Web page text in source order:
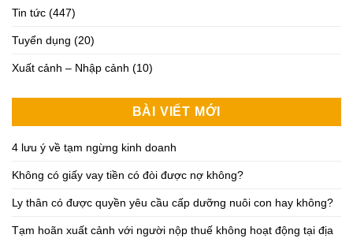
Tin tức (447)
Tuyển dụng (20)
Xuất cảnh – Nhập cảnh (10)
BÀI VIẾT MỚI
4 lưu ý về tạm ngừng kinh doanh
Không có giấy vay tiền có đòi được nợ không?
Ly thân có được quyền yêu cầu cấp dưỡng nuôi con hay không?
Tạm hoãn xuất cảnh với người nộp thuế không hoạt động tại địa